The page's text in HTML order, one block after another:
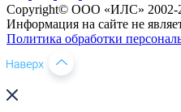
Copyright© ООО «ИЛС» 2002-
Информация на сайте не
Политика обработки